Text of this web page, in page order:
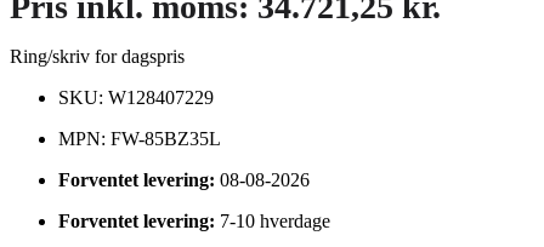
Ring/skriv for dagspris
SKU: W128407229
MPN: FW-85BZ35L
Forventet levering: 08-08-2026
Forventet levering: 7-10 hverdage